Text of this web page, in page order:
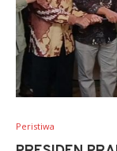
Peristiwa